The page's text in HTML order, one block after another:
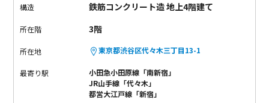
構造 鉄筋コンクリート造 地上4階建て
所在階 3階
所在地 東京都渋谷区代々木三丁目13-1
最寄り駅
小田急小田原線「南新宿」
JR山手線「代々木」
都営大江戸線「新宿」